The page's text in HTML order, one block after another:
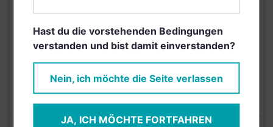
Griechenland, Brunei
Darussalam, Saudi
Arabien
AUSGABEAUFSCHLAG 5,00%
MAX. LAUFENDE
KOSTEN
N/A
Hast du die vorstehenden Bedingungen
verstanden und bist damit einverstanden?
Nein, ich möchte die Seite verlassen
JA, ICH MÖCHTE FORTFAHREN